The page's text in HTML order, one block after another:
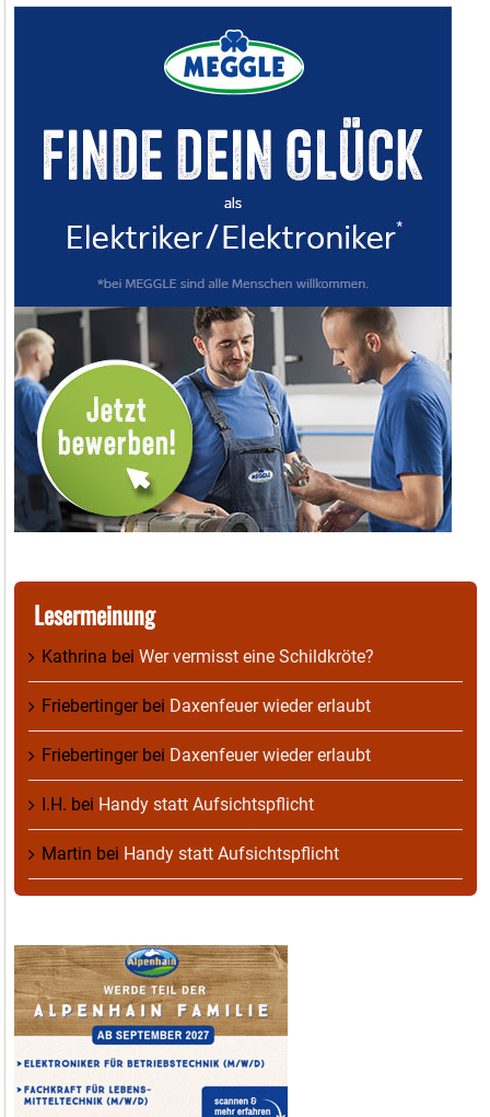
Lesermeinung
Kathrina bei Wer vermisst eine Schildkröte?
Friebertingerbei Daxenfeuer wieder erlaubt
Friebertingerbei Daxenfeuer wieder erlaubt
I.H. bei Handy statt Aufsichtspflicht
Martin bei Handy statt Aufsichtspflicht